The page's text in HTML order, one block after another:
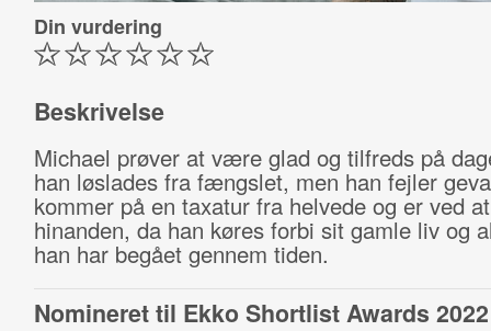
Din vurdering
Beskrivelse
Michael prøver at være glad og tilfreds på
han løslades fra fængslet, men han fejler
kommer på en taxatur fra helvede og er ved
hinanden, da han køres forbi sit gamle liv og
han har begået gennem tiden.
Nomineret til Ekko Shortlist Awards 2022